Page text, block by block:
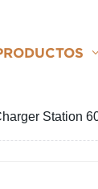
Station